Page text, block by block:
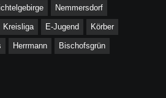
Nemmersdorf
Kreisliga E-Jugend Körber
Herrmann Bischofsgrün